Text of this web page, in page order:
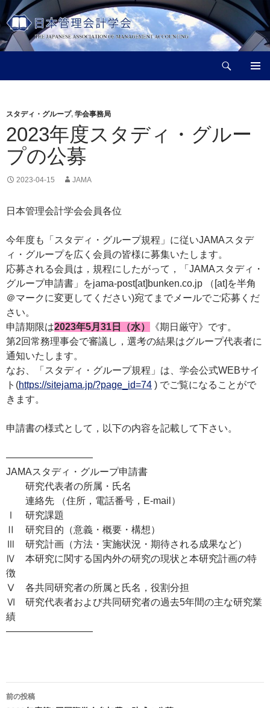
コ
ン
ン
へ
プ
スタディ・グループ, 学会事務局
2023年度スタディ・グルー
プの公募
2023-04-15 JAMA
日本管理会計学会会員各位
今年度も「スタディ・グループ規程」に従いJAMAスタデ
ィ・グループを広く会員の皆様に募集いたします。
応募される会員は，規程にしたがって，「JAMAスタディ・
グループ申請書」をjama-post[at]bunken.co.jp （[at]を半角
＠マークに変更してください)宛てまでメールでご応募くだ
さい。
申請期限は2023年5月31日（水）
《期日厳守》です。
第2回常務理事会で審議し，選考の結果はグループ代表者に
通知いたします。
なお、「スタディ・グループ規程」は、学会公式WEBサイ
ト(https://sitejama.jp/?page_id=74 ) でご覧になることがで
きます。
申請書の様式として，以下の内容を記載して下さい。
—————————
JAMAスタディ・グループ申請書
研究代表者の所属・氏名
連絡先 （住所，電話番号，E-mail）
Ⅰ 研究課題
Ⅱ 研究目的（意義・概要・構想）
Ⅲ 研究計画（方法・実施状況・期待される成果など）
Ⅳ 本研究に関する国内外の研究の現状と本研究計画の特
徴
Ⅴ 各共同研究者の所属と氏名，役割分担
Ⅵ 研究代表者および共同研究者の過去5年間の主な研究業
績
—————————
稿
前の投稿